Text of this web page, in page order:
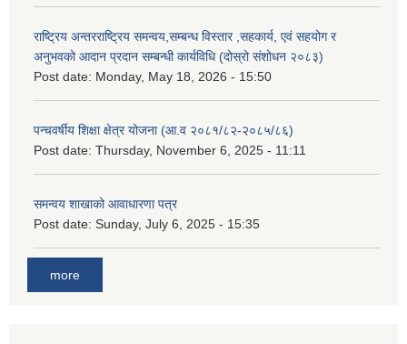
राष्ट्रिय अन्तरराष्ट्रिय समन्वय,सम्बन्ध विस्तार ,सहकार्य, एवं सहयोग र
अनुभवको आदान प्रदान सम्बन्धी कार्यविधि (दोस्रो संशोधन २०८३)
Post date: Monday, May 18, 2026 - 15:50
पन्चवर्षीय शिक्षा क्षेत्र योजना (आ.व २०८१/८२-२०८५/८६)
Post date: Thursday, November 6, 2025 - 11:11
समन्वय शाखाको आवाधारणा पत्र
Post date: Sunday, July 6, 2025 - 15:35
more